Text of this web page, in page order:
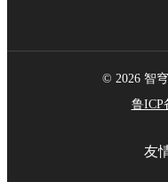
© 2026 智
鲁ICP
友